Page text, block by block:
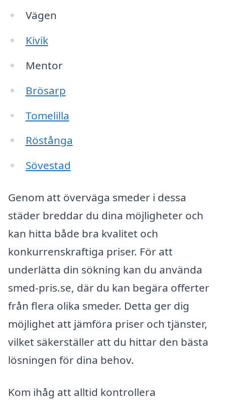
Vägen
Kivik
Mentor
Brösarp
Tomelilla
Röstånga
Sövestad
Genom att överväga smeder i dessa
städer breddar du dina möjligheter och
kan hitta både bra kvalitet och
konkurrenskraftiga priser. För att
underlätta din sökning kan du använda
smed-pris.se, där du kan begära offerter
från flera olika smeder. Detta ger dig
möjlighet att jämföra priser och tjänster,
vilket säkerställer att du hittar den bästa
lösningen för dina behov.
Kom ihåg att alltid kontrollera